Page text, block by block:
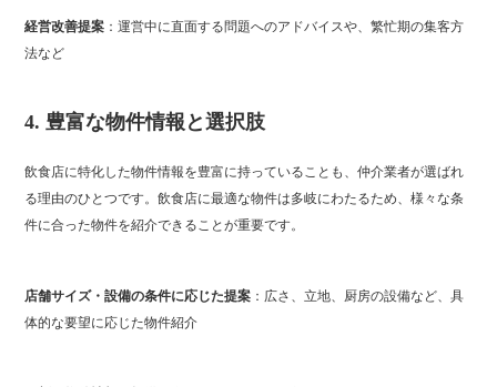
経営改善提案 ：運営中に直面する問題へのアドバイスや、繁忙期の集客方
法など
4.豊富な物件情報と選択肢
飲食店に特化した物件情報を豊富に持っていることも、仲介業者が選ばれ
る理由のひとつです。飲食店に最適な物件は多岐にわたるため、様々な条
件に合った物件を紹介できることが重要です。
店舗サイズ・設備の条件に応じた提案 ：広さ、立地、厨房の設備など、具
体的な要望に応じた物件紹介